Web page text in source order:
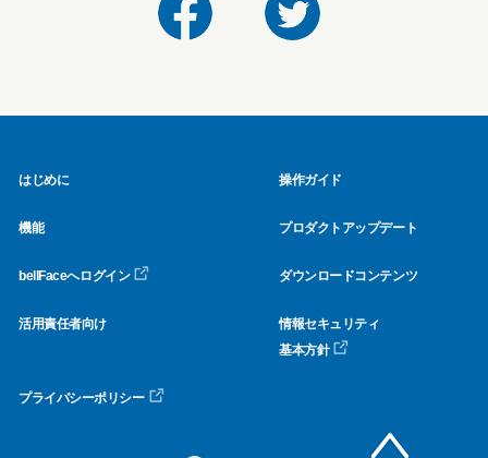
はじめに 操作ガイド
機能 プロダクトアップデート
bellFaceへログイン ダウンロードコンテンツ
活用責任者向け
情報セキュリティ
基本方針
プライバシーポリシー